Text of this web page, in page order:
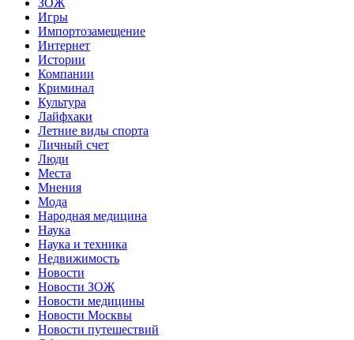
Игры
Импортозамещение
Интернет
Истории
Компании
Криминал
Культура
Лайфхаки
Летние виды спорта
Личный счет
Люди
Места
Мнения
Мода
Народная медицина
Наука
Наука и техника
Недвижимость
Новости
Новости ЗОЖ
Новости медицины
Новости Москвы
Новости путешествий